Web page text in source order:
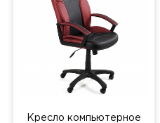
Кресло компьютерное